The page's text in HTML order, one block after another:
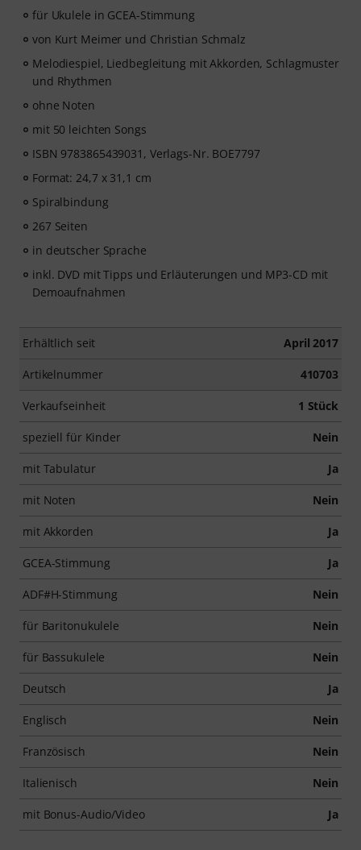
für Ukulele in GCEA-Stimmung
von Kurt Meimer und Christian Schmalz
Melodiespiel, Liedbegleitung mit Akkorden, Schlagmuster
und Rhythmen
ohne Noten
mit 50 leichten Songs
ISBN 9783865439031, Verlags-Nr. BOE7797
Format: 24,7 x 31,1 cm
Spiralbindung
267 Seiten
in deutscher Sprache
inkl. DVD mit Tipps und Erläuterungen und MP3-CD mit
Demoaufnahmen
Erhältlich seit April 2017
Artikelnummer 410703
Verkaufseinheit 1 Stück
speziell für Kinder Nein
mit Tabulatur Ja
mit Noten Nein
mit Akkorden Ja
GCEA-Stimmung Ja
ADF#H-Stimmung Nein
für Baritonukulele Nein
für Bassukulele Nein
Deutsch Ja
Englisch Nein
Französisch Nein
Italienisch Nein
mit Bonus-Audio/Video Ja